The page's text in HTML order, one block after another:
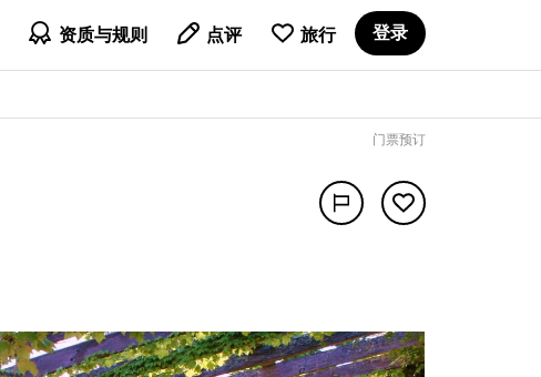
 资质与规则 点评 旅行 登录
门票预订